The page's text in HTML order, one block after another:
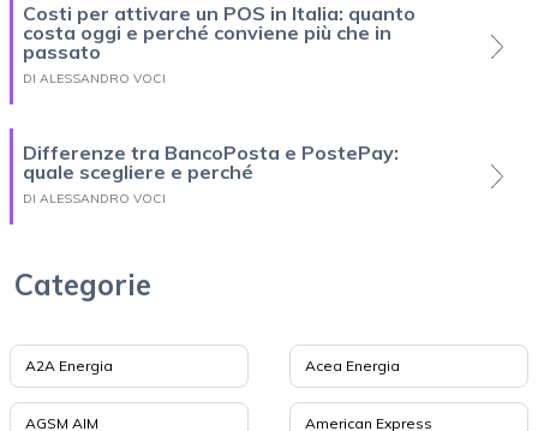
Costi per attivare un POS in Italia: quanto
costa oggi e perché conviene più che in
passato
DI ALESSANDRO VOCI
Differenze tra BancoPosta e PostePay:
quale scegliere e perché
DI ALESSANDRO VOCI
Categorie
A2A Energia Acea Energia
AGSM AIM American Express